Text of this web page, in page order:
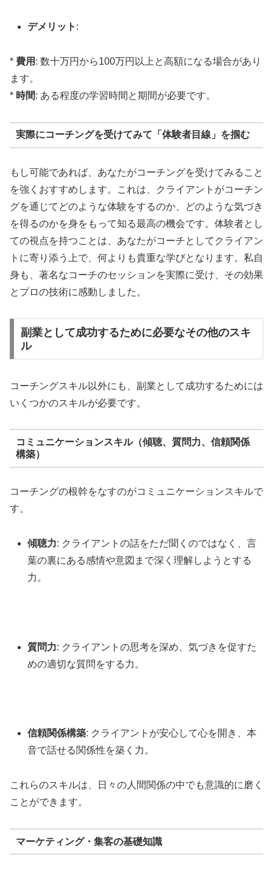
デメリット :
* 費用 : 数十万円から100万円以上と高額になる場合があり
ます。
* 時間: ある程度の学習時間と期間が必要です。
実際にコーチングを受けてみて「体験者目線」を掴む
もし可能であれば、あなたがコーチングを受けてみること
を強くおすすめします。これは、クライアントがコーチン
グを通じてどのような体験をするのか、どのような気づき
を得るのかを身をもって知る最高の機会です。体験者とし
ての視点を持つことは、あなたがコーチとしてクライアン
トに寄り添う上で、何よりも貴重な学びとなります。私自
身も、著名なコーチのセッションを実際に受け、その効果
とプロの技術に感動しました。
副業として成功するために必要なその他のスキ
ル
コーチングスキル以外にも、副業として成功するためには
いくつかのスキルが必要です。
コミュニケーションスキル（傾聴、質問力、信頼関係
構築）
コーチングの根幹をなすのがコミュニケーションスキルで
す。
傾聴力: クライアントの話をただ聞くのではなく、言
葉の裏にある感情や意図まで深く理解しようとする
力。
質問力: クライアントの思考を深め、気づきを促すた
めの適切な質問をする力。
信頼関係構築: クライアントが安心して心を開き、本
音で話せる関係性を築く力。
これらのスキルは、日々の人間関係の中でも意識的に磨く
ことができます。
マーケティング・集客の基礎知識